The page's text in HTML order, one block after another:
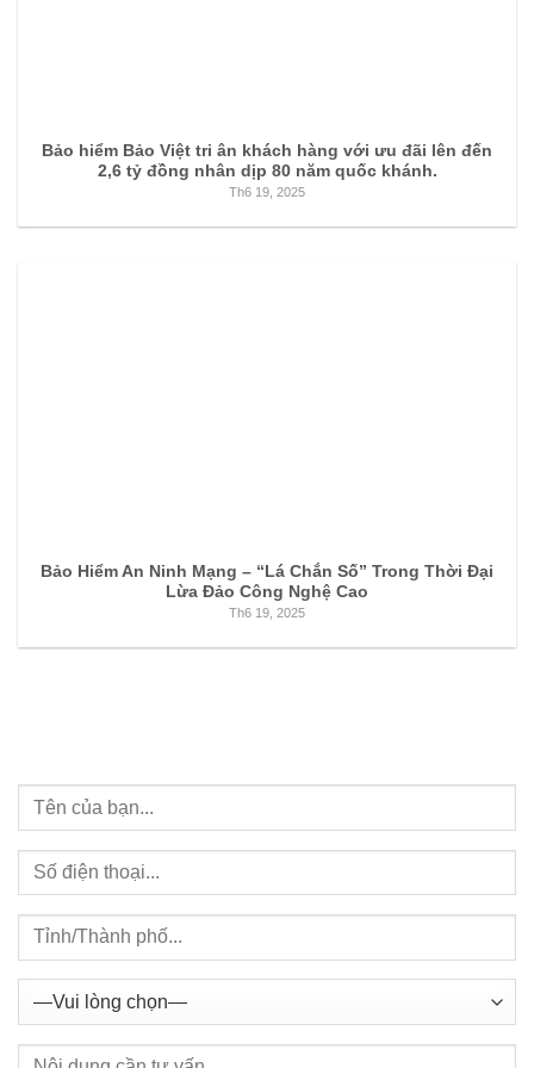
Bảo hiểm Bảo Việt tri ân khách hàng với ưu đãi lên đến
2,6 tỷ đồng nhân dịp 80 năm quốc khánh.
Th6 19, 2025
Bảo Hiểm An Ninh Mạng – “Lá Chắn Số” Trong Thời Đại
Lừa Đảo Công Nghệ Cao
Th6 19, 2025